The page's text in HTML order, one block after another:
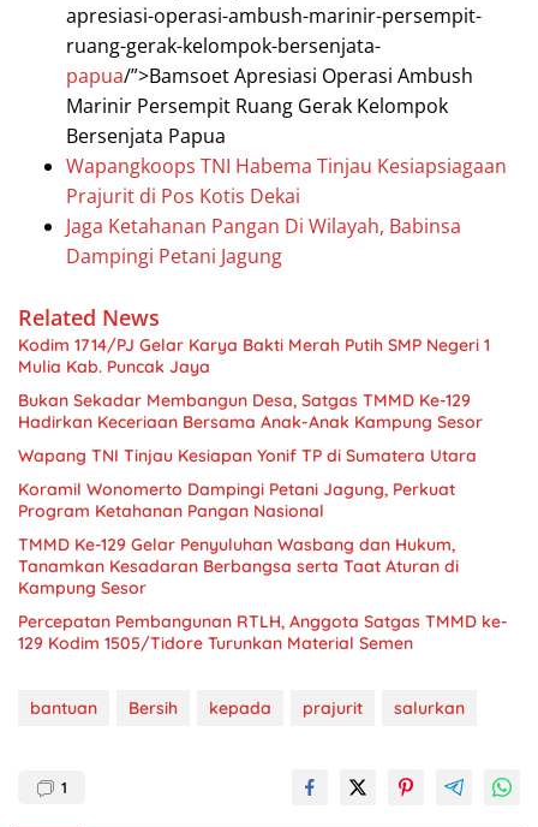
apresiasi-operasi-ambush-marinir-persempit-
ruang-gerak-kelompok-bersenjata-
papua/”>Bamsoet Apresiasi Operasi Ambush
Marinir Persempit Ruang Gerak Kelompok
Bersenjata Papua
Wapangkoops TNI Habema Tinjau Kesiapsiagaan
Prajurit di Pos Kotis Dekai
Jaga Ketahanan Pangan Di Wilayah, Babinsa
Dampingi Petani Jagung
Related News
Kodim 1714/PJ Gelar Karya Bakti Merah Putih SMP Negeri 1
Mulia Kab. Puncak Jaya
Bukan Sekadar Membangun Desa, Satgas TMMD Ke-129
Hadirkan Keceriaan Bersama Anak-Anak Kampung Sesor
Wapang TNI Tinjau Kesiapan Yonif TP di Sumatera Utara
Koramil Wonomerto Dampingi Petani Jagung, Perkuat
Program Ketahanan Pangan Nasional
TMMD Ke-129 Gelar Penyuluhan Wasbang dan Hukum,
Tanamkan Kesadaran Berbangsa serta Taat Aturan di
Kampung Sesor
Percepatan Pembangunan RTLH, Anggota Satgas TMMD ke-
129 Kodim 1505/Tidore Turunkan Material Semen
bantuan Bersih kepada prajurit salurkan
1